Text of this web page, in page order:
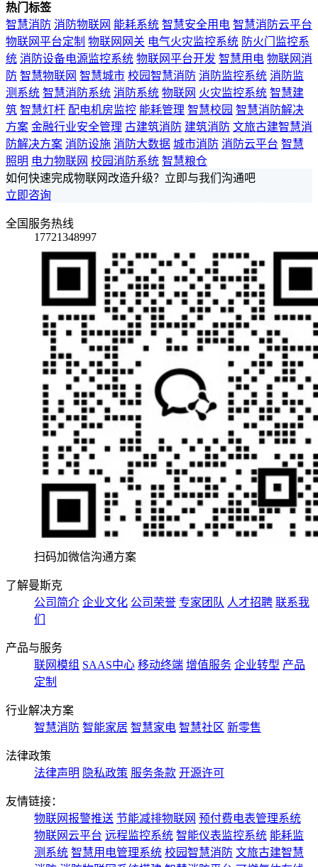
热门标签
智慧消防 消防物联网 能耗系统 智慧安全用电 智慧消防云平台
物联网平台定制 物联网网关 电气火灾监控系统 防火门监控系
统 消防设备电源监控系统 物联网平台开发 智慧用电 物联网消
防 智慧物联网 智慧城市 校园智慧消防 消防监控系统 消防监
测系统 智慧消防系统 消防系统 物联网 火灾监控系统 智慧建
筑 智慧灯杆 配电机房监控 能耗管理 智慧校园 智慧消防解决
方案 金融行业安全管理 古建筑消防 建筑消防 文旅古建智慧消
防解决方案 消防设施 消防大数据 城市消防 消防云平台 智慧
照明 电力物联网 校园消防系统 智慧粮仓
如何快速完成物联网改造升级？立即与我们沟通吧
立即咨询
全国服务热线
17721348997
扫码加微信沟通方案
了解曼斯克
公司简介 企业文化 公司荣誉 专家团队 人才招聘 联系我
们
产品与服务
联网模组 SAAS中心 移动终端 增值服务 企业转型 产品
定制
行业解决方案
智慧消防 智能家居 智慧家电 智慧社区 新零售
法律政策
法律声明 隐私政策 服务条款 开源许可
友情链接：
物联网报警推送 节能减排物联网 预付费电表管理系统
物联网云平台 远程监控系统 智能仪表监控系统 能耗监
测系统 智慧用电管理系统 校园智慧消防 文旅古建智慧